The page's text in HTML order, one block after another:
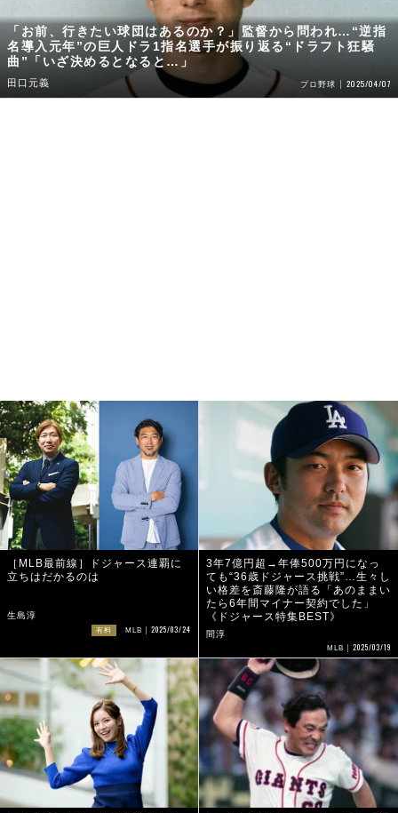
「お前、行きたい球団はあるのか？」監督から問われ…“逆指
名導入元年”の巨人ドラ1指名選手が振り返る“ドラフト狂騒
曲”「いざ決めるとなると…」
田口元義 プロ野球 2025/04/07
［MLB最前線］ドジャース連覇に
立ちはだかるのは
生島淳
有料 MLB 2025/03/24
3年7億円超→年俸500万円になっ
ても“36歳ドジャース挑戦”…生々し
い格差を斎藤隆が語る「あのままい
たら6年間マイナー契約でした」
《ドジャース特集BEST》
間淳
MLB 2025/03/19